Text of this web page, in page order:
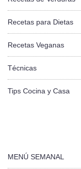
Recetas para Dietas
Recetas Veganas
Técnicas
Tips Cocina y Casa
MENÚ SEMANAL